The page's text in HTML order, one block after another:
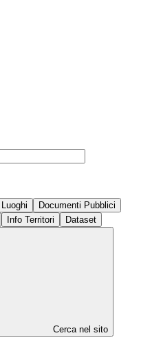
Luoghi
Documenti Pubblici
Info Territori Dataset
Cerca nel sito